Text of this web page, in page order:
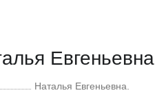
Евгеньевна
Наталья Евгеньевна.